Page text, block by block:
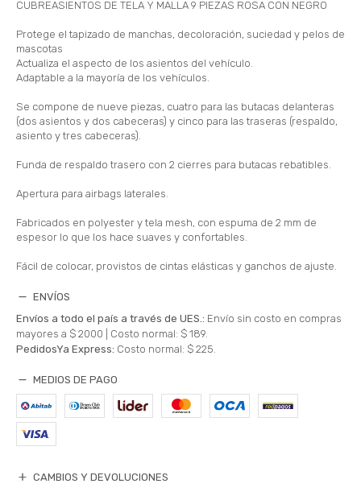
CUBREASIENTOS DE TELA Y MALLA 9 PIEZAS ROSA CON NEGRO
Protege el tapizado de manchas, decoloración, suciedad y pelos de
mascotas
Actualiza el aspecto de los asientos del vehículo.
Adaptable a la mayoría de los vehículos.
Se compone de nueve piezas, cuatro para las butacas delanteras
(dos asientos y dos cabeceras) y cinco para las traseras (respaldo,
asiento y tres cabeceras).
Funda de respaldo trasero con 2 cierres para butacas rebatibles.
Apertura para airbags laterales.
Fabricados en polyester y tela mesh, con espuma de 2 mm de
espesor lo que los hace suaves y confortables.
Fácil de colocar, provistos de cintas elásticas y ganchos de ajuste.
ENVÍOS
Envíos a todo el país a través de UES.: Envío sin costo en compras
mayores a $ 2000 | Costo normal: $ 189.
PedidosYa Express: Costo normal: $ 225.
MEDIOS DE PAGO
CAMBIOS Y DEVOLUCIONES